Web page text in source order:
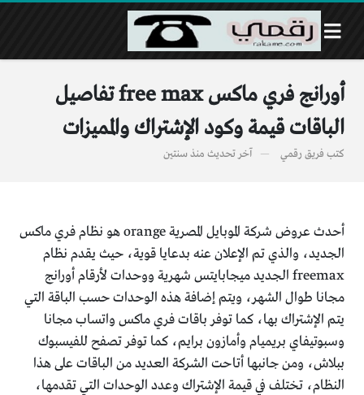
أورانج فري ماكس free max تفاصيل
الباقات قيمة وكود الإشتراك والمميزات
كتب فريق رقمي آخر تحديث منذ سنتين
أحدث عروض شركة الموبايل المصرية orange هو نظام فري ماكس
الجديد، والذي تم الإعلان عنه بدعايا قوية، حيث يقدم نظام
freemax الجديد ميجابايتس شهرية ووحدات لأرقام أورانج
مجانا طوال الشهر، ويتم إضافة هذه الوحدات حسب الباقة التي
يتم الإشتراك بها، كما توفر باقات فري ماكس واتساب مجانا
وسبوتيفاي بريميام وأمازون برايم، كما توفر تصفح للفيسبوك
ببلاش، ومن جانبها أتاحت الشركة العديد من الباقات على هذا
النظام، تختلف في قيمة الإشتراك وعدد الوحدات التي تقدمها،